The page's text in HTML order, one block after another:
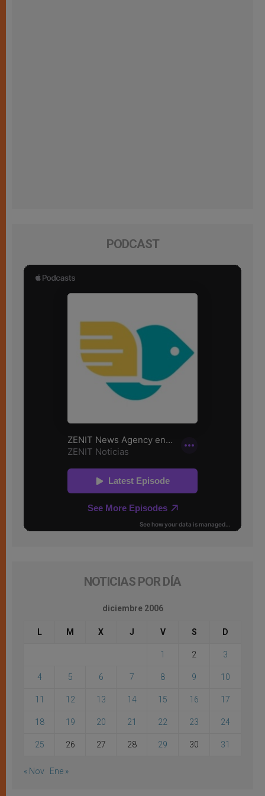
PODCAST
NOTICIAS POR DÍA
diciembre 2006
L M X J V S D
1 2 3
4 5 6 7 8 9 10
11 12 13 14 15 16 17
18 19 20 21 22 23 24
25 26 27 28 29 30 31
« Nov Ene »